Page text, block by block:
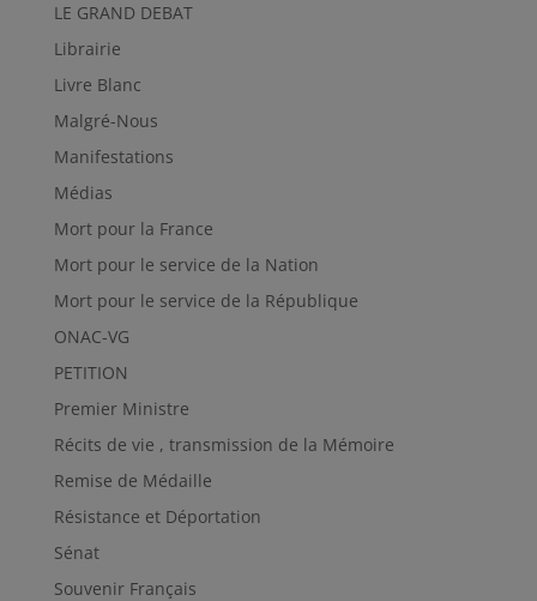
LE GRAND DEBAT
Librairie
Livre Blanc
Malgré-Nous
Manifestations
Médias
Mort pour la France
Mort pour le service de la Nation
Mort pour le service de la République
ONAC-VG
PETITION
Premier Ministre
Récits de vie , transmission de la Mémoire
Remise de Médaille
Résistance et Déportation
Sénat
Souvenir Français